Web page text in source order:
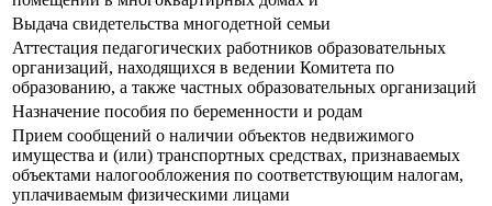
Выдача свидетельства многодетной семьи
Аттестация педагогических работников образовательных
организаций, находящихся в ведении Комитета по
образованию, а также частных образовательных организаций
Назначение пособия по беременности и родам
Прием сообщений о наличии объектов недвижимого
имущества и (или) транспортных средствах, признаваемых
объектами налогообложения по соответствующим налогам,
уплачиваемым физическими лицами